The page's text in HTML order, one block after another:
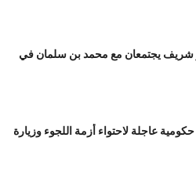
شريف يجتمعان مع محمد بن سلمان في
حكومية عاجلة لاحتواء أزمة اللجوء وزيارة